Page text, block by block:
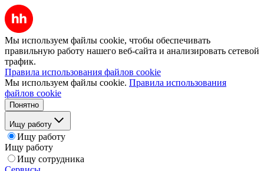
Мы используем файлы cookie, чтобы обеспечивать
правильную работу нашего веб-сайта и анализировать сетевой
трафик.
Правила использования файлов cookie
Мы используем файлы cookie. Правила использования
файлов cookie
Понятно
Ищу работу
Ищу работу
Ищу работу
Ищу сотрудника